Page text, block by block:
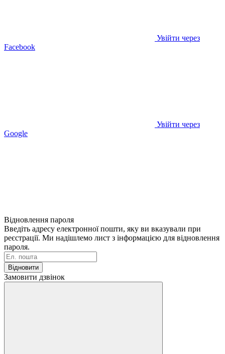
Увійти через
Facebook
Увійти через
Google
Відновлення пароля
Введіть адресу електронної пошти, яку ви вказували при
реєстрації. Ми надішлемо лист з інформацією для відновлення
пароля.
Відновити
Замовити дзвінок